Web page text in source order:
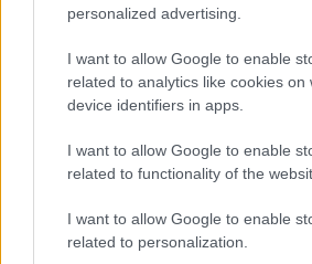
personalized advertising.
I want to allow Google to enable
related to analytics like cookies on
device identifiers in apps.
I want to allow Google to enable
related to functionality of the
I want to allow Google to enable
related to personalization.
2016. március 18. 18:20
Két hátizsákjával páratlan
Lengyel Nagy Anna rádiós újságíró
Most 73 éves, és az ő példája is
felfedezését sohasem késő elkezdeni.